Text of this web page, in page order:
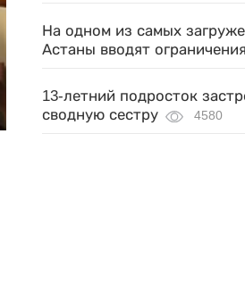
На одном из самых
Астаны вводят ограничения
13-летний подросток
сводную сестру
4580